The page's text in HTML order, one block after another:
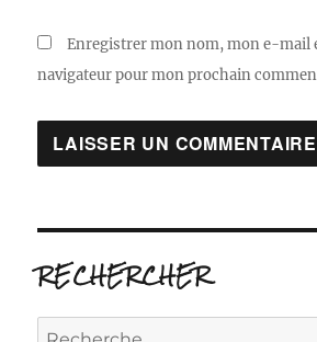
Enregistrer mon nom, mon e-mail
navigateur pour mon prochain
RECHERCHER
Recherche